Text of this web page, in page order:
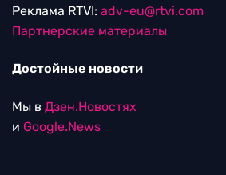
Реклама RTVI: adv-eu@rtvi.com
Партнерские материалы
Достойные новости
Мы в Дзен.Новостях
и Google.News